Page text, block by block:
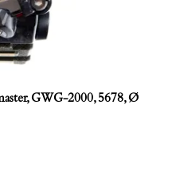
GWG-2000, 5678, Ø